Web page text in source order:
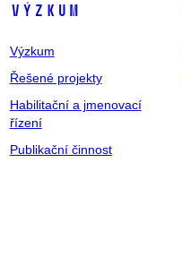
Výzkum
Výzkum
Řešené projekty
Habilitační a jmenovací
řízení
Publikační činnost